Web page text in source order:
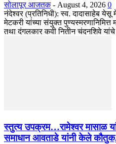
सोलापूर आजतक - August 4, 2026 0
नंदेश्वर (प्रतिनिधी): स्व. दादासाहेब येसू
मेटकरी यांच्या संयुक्त पुण्यस्मरणानिमित्त
तथा दंगलकार कवी नितीन चंदनशिवे यांचे
स्तुत्य उपक्रम…रामेश्वर मासाळ
समाधान आवताडे यांनी केले